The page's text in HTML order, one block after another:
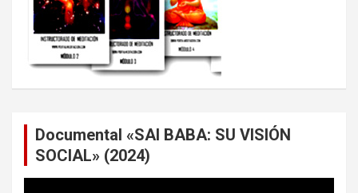
Documental «SAI BABA: SU VISIÓN
SOCIAL» (2024)